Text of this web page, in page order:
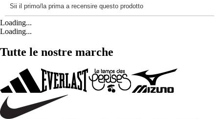
Loading...
Loading...
Tutte le nostre marche